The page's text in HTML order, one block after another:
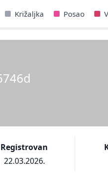
Križaljka Posao
Registrovan
22.03.2026.